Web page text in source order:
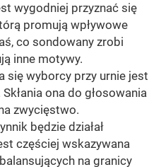
wygodniej przyznać się
promują wpływowe
co sondowany zrobi
inne motywy.
się wyborcy przy urnie jest
ona do głosowania
zwycięstwo.
będzie działał
częściej wskazywana
na granicy